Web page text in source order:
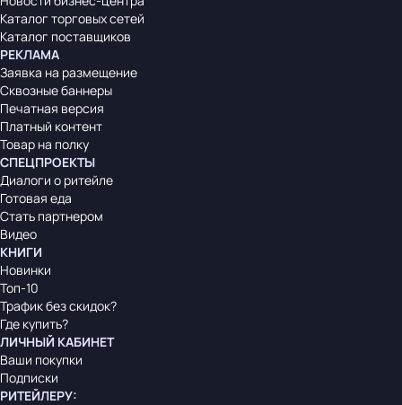
Каталог торговых сетей
Каталог поставщиков
РЕКЛАМА
Заявка на размещение
Сквозные баннеры
Печатная версия
Платный контент
Товар на полку
СПЕЦПРОЕКТЫ
Диалоги о ритейле
Готовая еда
Стать партнером
Видео
КНИГИ
Новинки
Топ-10
Трафик без скидок?
Где купить?
ЛИЧНЫЙ КАБИНЕТ
Ваши покупки
Подписки
РИТЕЙЛЕРУ: